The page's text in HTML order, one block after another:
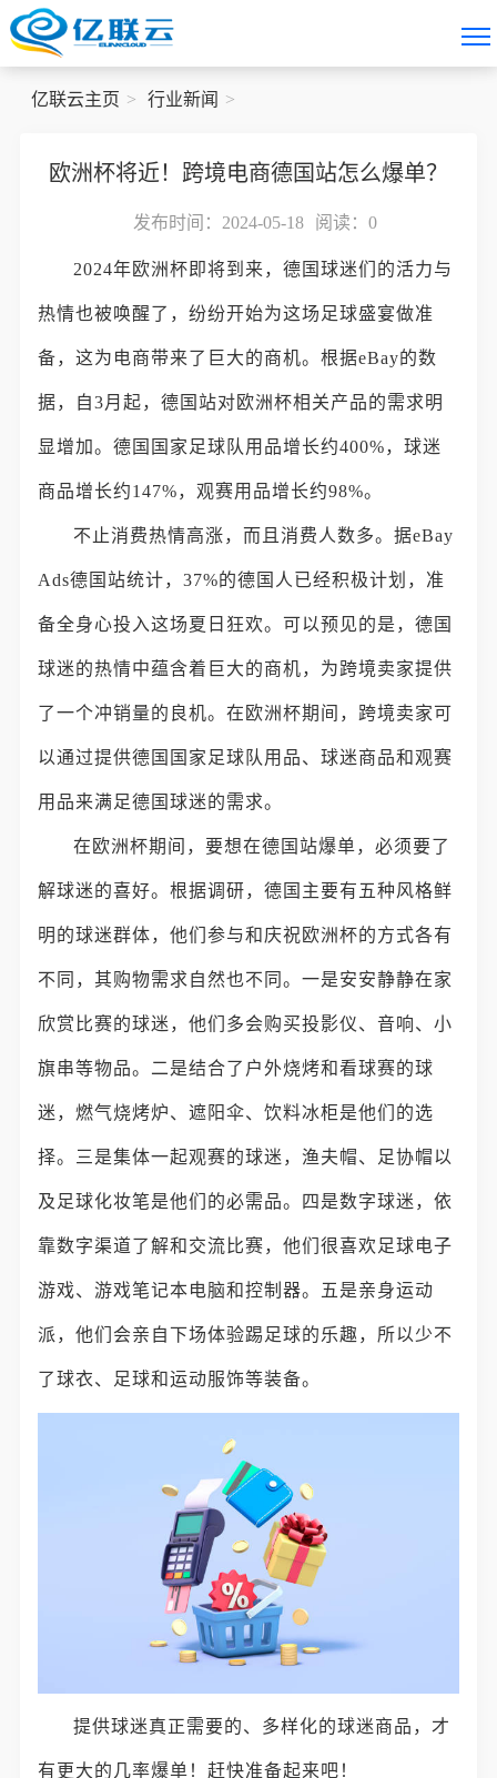
亿联云主页 行业新闻
欧洲杯将近！跨境电商德国站怎么爆单？
发布时间：2024-05-18 阅读： 0
2024年欧洲杯即将到来，德国球迷们的活力与
热情也被唤醒了，纷纷开始为这场足球盛宴做准
备，这为电商带来了巨大的商机。根据eBay的数
据，自3月起，德国站对欧洲杯相关产品的需求明
显增加。德国国家足球队用品增长约400%，球迷
商品增长约147%，观赛用品增长约98%。
不止消费热情高涨，而且消费人数多。据eBay
Ads德国站统计，37%的德国人已经积极计划，准
备全身心投入这场夏日狂欢。可以预见的是，德国
球迷的热情中蕴含着巨大的商机，为跨境卖家提供
了一个冲销量的良机。在欧洲杯期间，跨境卖家可
以通过提供德国国家足球队用品、球迷商品和观赛
用品来满足德国球迷的需求。
在欧洲杯期间，要想在德国站爆单，必须要了
解球迷的喜好。根据调研，德国主要有五种风格鲜
明的球迷群体，他们参与和庆祝欧洲杯的方式各有
不同，其购物需求自然也不同。一是安安静静在家
欣赏比赛的球迷，他们多会购买投影仪、音响、小
旗串等物品。二是结合了户外烧烤和看球赛的球
迷，燃气烧烤炉、遮阳伞、饮料冰柜是他们的选
择。三是集体一起观赛的球迷，渔夫帽、足协帽以
及足球化妆笔是他们的必需品。四是数字球迷，依
靠数字渠道了解和交流比赛，他们很喜欢足球电子
游戏、游戏笔记本电脑和控制器。五是亲身运动
派，他们会亲自下场体验踢足球的乐趣，所以少不
了球衣、足球和运动服饰等装备。
提供球迷真正需要的、多样化的球迷商品，才
有更大的几率爆单！赶快准备起来吧！